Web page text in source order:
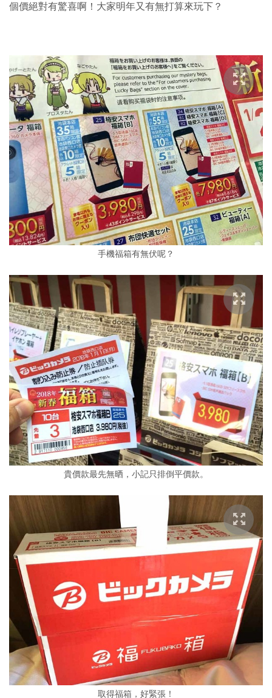
個價絕對有驚喜啊！大家明年又有無打算來玩下？
手機福箱有無伏呢？
貴價款最先無晒，小記只排倒平價款。
取得福箱，好緊張！